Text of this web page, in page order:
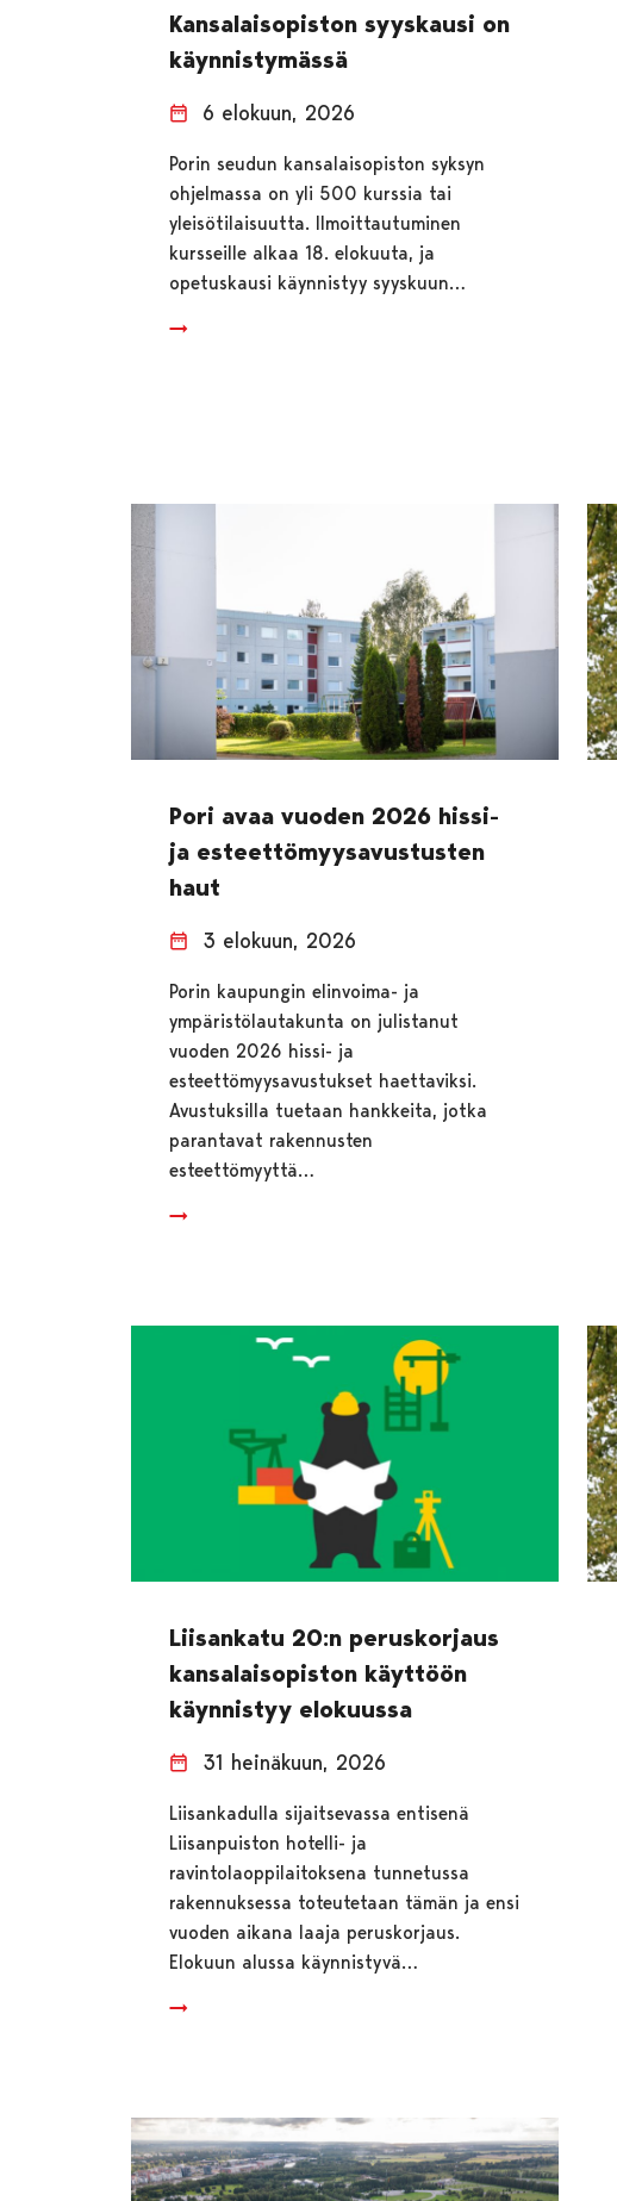
Kansalaisopiston syyskausi on
käynnistymässä
6 elokuun, 2026
Porin seudun kansalaisopiston syksyn
ohjelmassa on yli 500 kurssia tai
yleisötilaisuutta. Ilmoittautuminen
kursseille alkaa 18. elokuuta, ja
opetuskausi käynnistyy syyskuun…
Pori avaa vuoden 2026 hissi-
ja esteettömyysavustusten
haut
3 elokuun, 2026
Porin kaupungin elinvoima- ja
ympäristölautakunta on julistanut
vuoden 2026 hissi- ja
esteettömyysavustukset haettaviksi.
Avustuksilla tuetaan hankkeita, jotka
parantavat rakennusten
esteettömyyttä…
Liisankatu 20:n peruskorjaus
kansalaisopiston käyttöön
käynnistyy elokuussa
31 heinäkuun, 2026
Liisankadulla sijaitsevassa entisenä
Liisanpuiston hotelli- ja
ravintolaoppilaitoksena tunnetussa
rakennuksessa toteutetaan tämän ja ensi
vuoden aikana laaja peruskorjaus.
Elokuun alussa käynnistyvä…